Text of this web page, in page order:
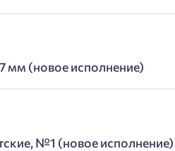
мм (новое исполнение)
№1 (новое исполнение)